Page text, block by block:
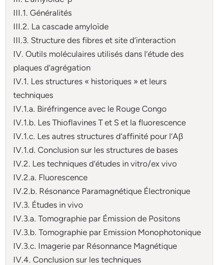
III.1. Généralités
III.2. La cascade amyloïde
III.3. Structure des fibres et site d’interaction
IV. Outils moléculaires utilisés dans l’étude des
plaques d’agrégation
IV.1. Les structures « historiques » et leurs
techniques
IV.1.a. Biréfringence avec le Rouge Congo
IV.1.b. Les Thioflavines T et S et la fluorescence
IV.1.c. Les autres structures d’affinité pour l’Aβ
IV.1.d. Conclusion sur les structures de bases
IV.2. Les techniques d’études in vitro/ex vivo
IV.2.a. Fluorescence
IV.2.b. Résonance Paramagnétique Électronique
IV.3. Études in vivo
IV.3.a. Tomographie par Émission de Positons
IV.3.b. Tomographie par Emission Monophotonique
IV.3.c. Imagerie par Résonnance Magnétique
IV.4. Conclusion sur les techniques